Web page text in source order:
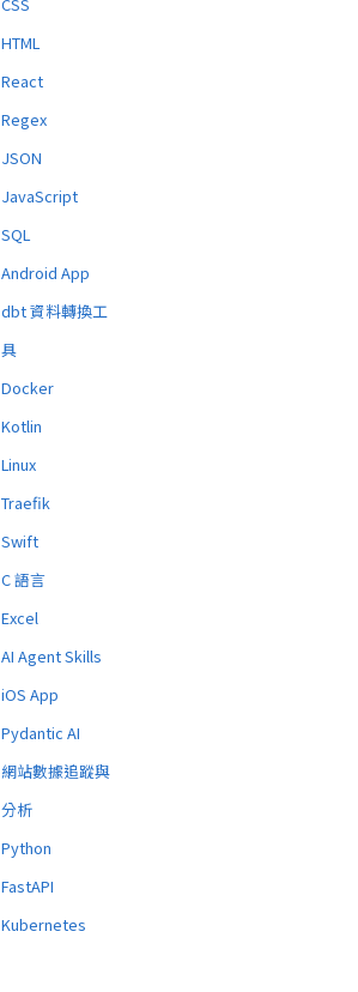
HTML
React
Regex
JSON
JavaScript
SQL
Android App
dbt 資料轉換工
具
Docker
Kotlin
Linux
Traefik
Swift
C 語言
Excel
AI Agent Skills
iOS App
Pydantic AI
網站數據追蹤與
分析
Python
FastAPI
Kubernetes